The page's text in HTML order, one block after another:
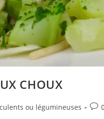
CHOUX
ou légumineuses